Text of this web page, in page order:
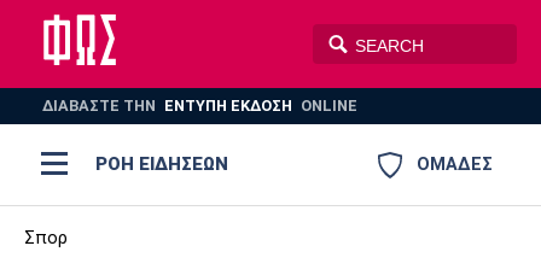
ΔΙΑΒΑΣΤΕ THN ΕΝΤΥΠΗ ΕΚΔΟΣΗ ONLINE
ΟΜΑΔΕΣ
ΡΟΗ ΕΙΔΗΣΕΩΝ
Ποδόσφαιρο
Σπορ